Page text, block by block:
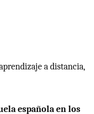
a distancia,
española en los